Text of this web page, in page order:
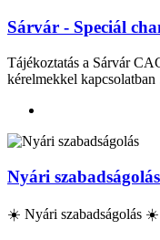
Sárvár - Speciál
Tájékoztatás a Sárvár
kérelmekkel kapcsolatban
Nyári szabadságolás
☀️ Nyári szabadságolás